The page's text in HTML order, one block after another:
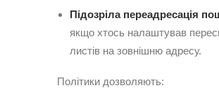
Підозріла переадресація
якщо хтось налаштував
листів на зовнішню адресу.
Політики дозволяють: